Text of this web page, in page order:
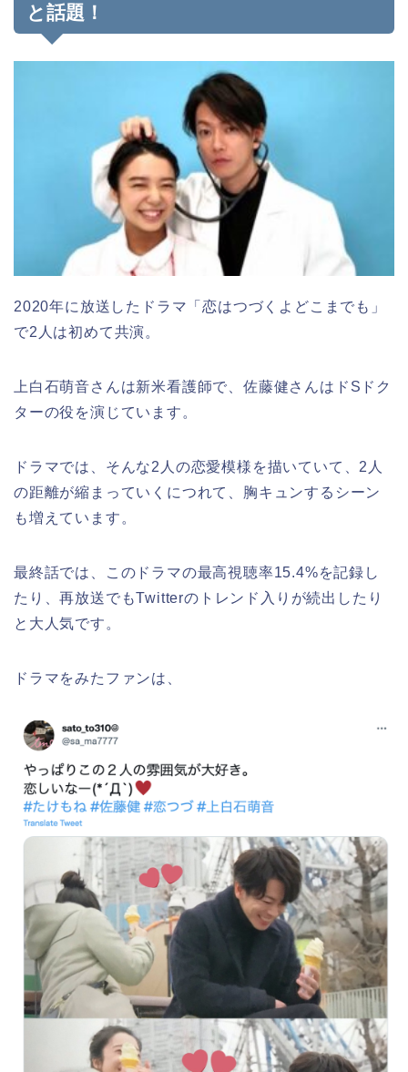
と話題！
2020年に放送したドラマ「恋はつづくよどこまでも」
で2人は初めて共演。
上白石萌音さんは新米看護師で、佐藤健さんはドSドク
ターの役を演じています。
ドラマでは、そんな2人の恋愛模様を描いていて、2人
の距離が縮まっていくにつれて、胸キュンするシーン
も増えています。
最終話では、このドラマの最高視聴率15.4%を記録し
たり、再放送でもTwitterのトレンド入りが続出したり
と大人気です。
ドラマをみたファンは、